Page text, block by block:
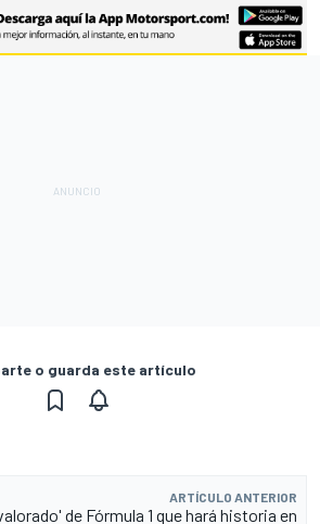
o guarda este artículo
ARTÍCULO ANTERIOR
de Fórmula 1 que hará historia en